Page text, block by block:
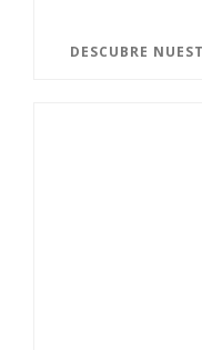
DESCUBRE